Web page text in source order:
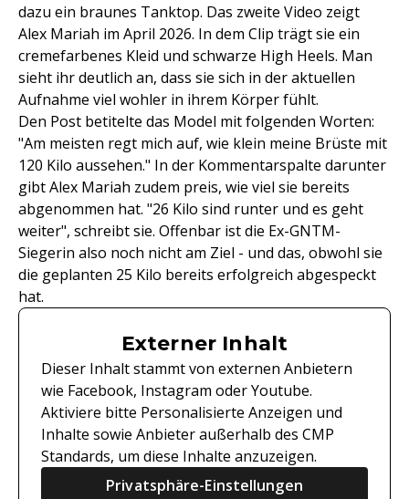
dazu ein braunes Tanktop. Das zweite Video zeigt
Alex Mariah im April 2026. In dem Clip trägt sie ein
cremefarbenes Kleid und schwarze High Heels. Man
sieht ihr deutlich an, dass sie sich in der aktuellen
Aufnahme viel wohler in ihrem Körper fühlt.
Den Post betitelte das Model mit folgenden Worten:
"Am meisten regt mich auf, wie klein meine Brüste mit
120 Kilo aussehen." In der Kommentarspalte darunter
gibt Alex Mariah zudem preis, wie viel sie bereits
abgenommen hat. "26 Kilo sind runter und es geht
weiter", schreibt sie. Offenbar ist die Ex-GNTM-
Siegerin also noch nicht am Ziel - und das, obwohl sie
die geplanten 25 Kilo bereits erfolgreich abgespeckt
hat.
Externer Inhalt
Dieser Inhalt stammt von externen Anbietern
wie Facebook, Instagram oder Youtube.
Aktiviere bitte Personalisierte Anzeigen und
Inhalte sowie Anbieter außerhalb des CMP
Standards, um diese Inhalte anzuzeigen.
Privatsphäre-Einstellungen